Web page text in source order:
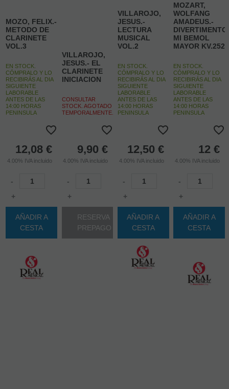
MOZO, FELIX.-
METODO DE
CLARINETE
VOL.3
EN STOCK.
CÓMPRALO Y LO
RECIBIRÁS AL DIA
SIGUIENTE
LABORABLE
ANTES DE LAS
14:00 HORAS
PENINSULA
12,08 €
4.00% IVA incluido
-
+
AÑADIR A
CESTA
VILLAROJO,
JESUS.- EL
CLARINETE
INICIACION
CONSULTAR
STOCK. AGOTADO
TEMPORALMENTE.
9,90 €
4.00% IVA incluido
-
+
RESERVA
PREPAGO
VILLAROJO,
JESUS.-
LECTURA
MUSICAL
VOL.2
EN STOCK.
CÓMPRALO Y LO
RECIBIRÁS AL DIA
SIGUIENTE
LABORABLE
ANTES DE LAS
14:00 HORAS
PENINSULA
12,50 €
4.00% IVA incluido
-
+
AÑADIR A
CESTA
MOZART,
WOLFANG
AMADEUS.-
DIVERTIMENTO
MI BEMOL
MAYOR KV.252
EN STOCK.
CÓMPRALO Y LO
RECIBIRÁS AL DIA
SIGUIENTE
LABORABLE
ANTES DE LAS
14:00 HORAS
PENINSULA
12 €
4.00% IVA incluido
-
+
AÑADIR A
CESTA